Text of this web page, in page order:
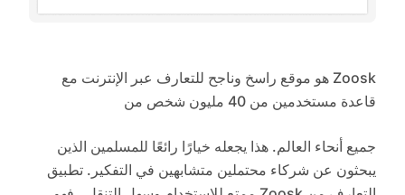
Zoosk هو موقع راسخ وناجح للتعارف عبر الإنترنت مع
قاعدة مستخدمين من 40 مليون شخص من
جميع أنحاء العالم. هذا يجعله خيارًا رائعًا للمسلمين الذين
يبحثون عن شركاء محتملين متشابهين في التفكير. تطبيق